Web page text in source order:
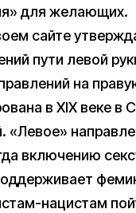
для желающих.
сайте
пути левой
на
в XIX веке
«Левое»
включению
нацистам